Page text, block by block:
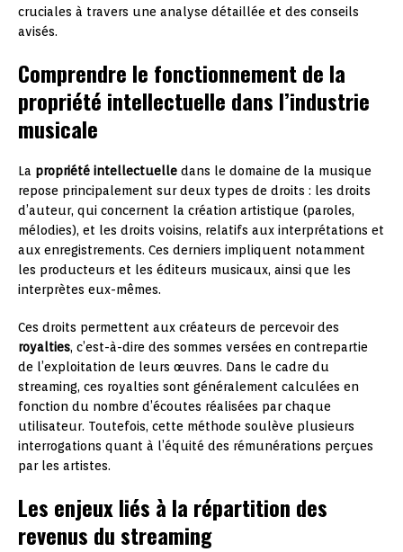
cruciales à travers une analyse détaillée et des conseils
avisés.
Comprendre le fonctionnement de la
propriété intellectuelle dans l’industrie
musicale
La propriété intellectuelle dans le domaine de la musique
repose principalement sur deux types de droits : les droits
d’auteur, qui concernent la création artistique (paroles,
mélodies), et les droits voisins, relatifs aux interprétations et
aux enregistrements. Ces derniers impliquent notamment
les producteurs et les éditeurs musicaux, ainsi que les
interprètes eux-mêmes.
Ces droits permettent aux créateurs de percevoir des
royalties, c’est-à-dire des sommes versées en contrepartie
de l’exploitation de leurs œuvres. Dans le cadre du
streaming, ces royalties sont généralement calculées en
fonction du nombre d’écoutes réalisées par chaque
utilisateur. Toutefois, cette méthode soulève plusieurs
interrogations quant à l’équité des rémunérations perçues
par les artistes.
Les enjeux liés à la répartition des
revenus du streaming